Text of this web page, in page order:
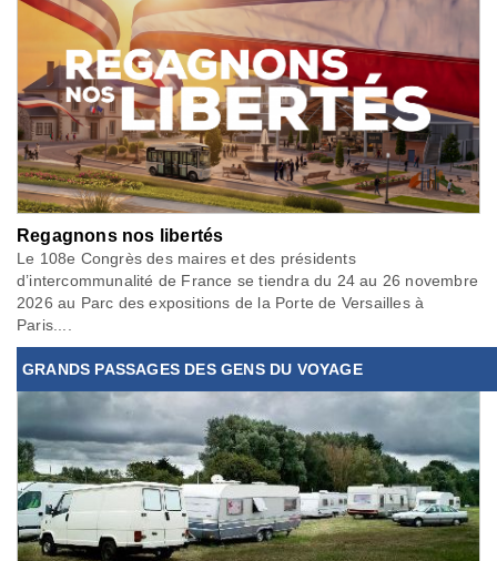
Regagnons nos libertés
Le 108e Congrès des maires et des présidents
d’intercommunalité de France se tiendra du 24 au 26 novembre
2026 au Parc des expositions de la Porte de Versailles à
Paris....
GRANDS PASSAGES DES GENS DU VOYAGE